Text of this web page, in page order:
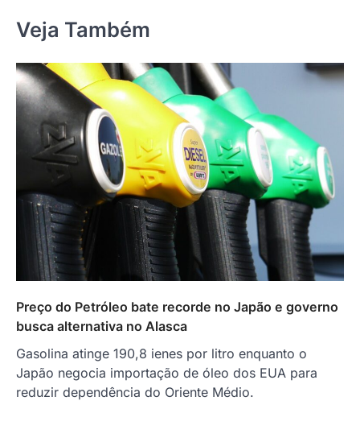
Veja Também
Preço do Petróleo bate recorde no Japão e governo
busca alternativa no Alasca
Gasolina atinge 190,8 ienes por litro enquanto o
Japão negocia importação de óleo dos EUA para
reduzir dependência do Oriente Médio.